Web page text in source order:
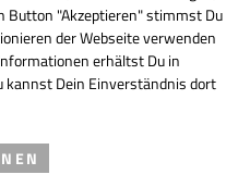
Button "Akzeptieren" stimmst Du
der Webseite verwenden
erhältst Du in
kannst Dein Einverständnis dort